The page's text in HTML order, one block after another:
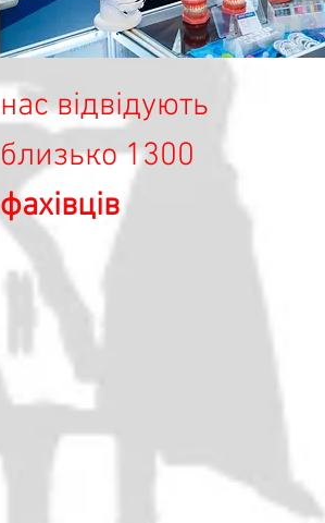
нас відвідують
близько 1300
фахівців